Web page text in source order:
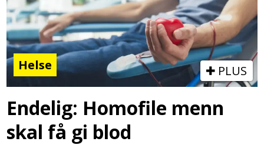
Helse PLUS
Endelig: Homofile menn
skal få gi blod